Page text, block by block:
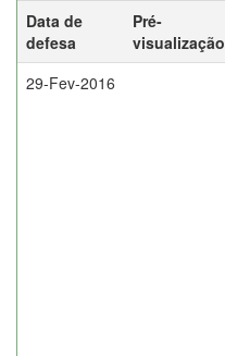
Data de
defesa
Pré-
visualização
29-Fev-2016